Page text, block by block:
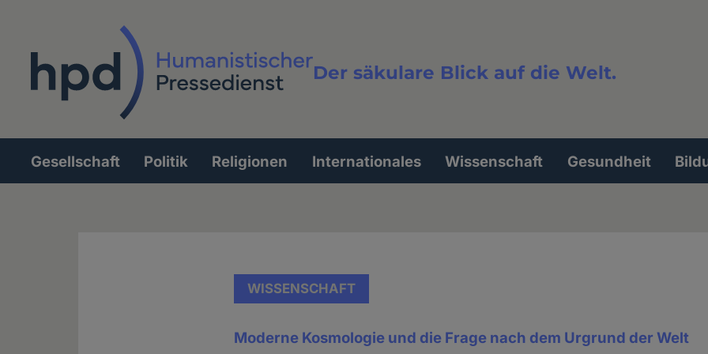
Der säkulare Blick auf die Welt.
Volltextsuche
Hauptnavigation
Gesellschaft Politik Religionen Internationales Wissenschaft Gesundheit
WISSENSCHAFT
Moderne Kosmologie und die Frage nach dem Urgrund der Welt